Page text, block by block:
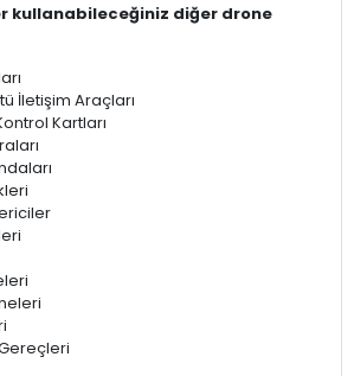
kullanabileceğiniz diğer drone
İletişim Araçları
Kartları